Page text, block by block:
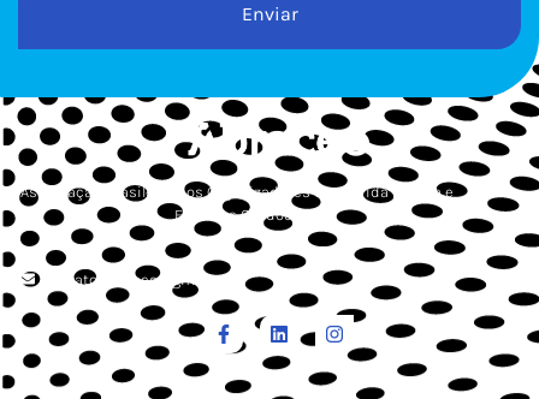
Enviar
Associação Brasileira dos Organizadores de Corrida de Rua e
Esportes Outdoor
contato.abraceo@gmail.com